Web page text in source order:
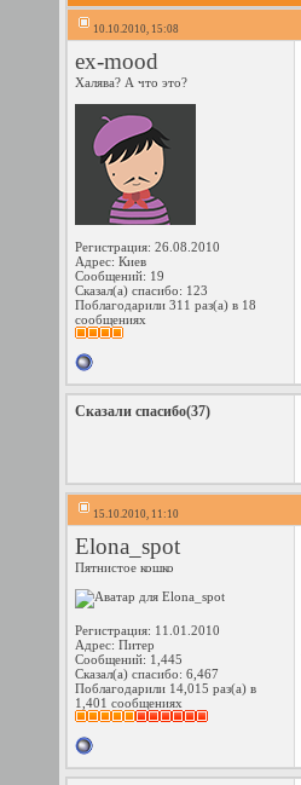
10.10.2010, 15:08
ex-mood
Халява? А что это?
Регистрация: 26.08.2010
Адрес: Киев
Сообщений: 19
Сказал(а) спасибо: 123
Поблагодарили 311 раз(а) в 18
сообщениях
Сказали спасибо(37)
15.10.2010, 11:10
Elona_spot
Пятнистое кошко
Регистрация: 11.01.2010
Адрес: Питер
Сообщений: 1,445
Сказал(а) спасибо: 6,467
Поблагодарили 14,015 раз(а) в
1,401 сообщениях